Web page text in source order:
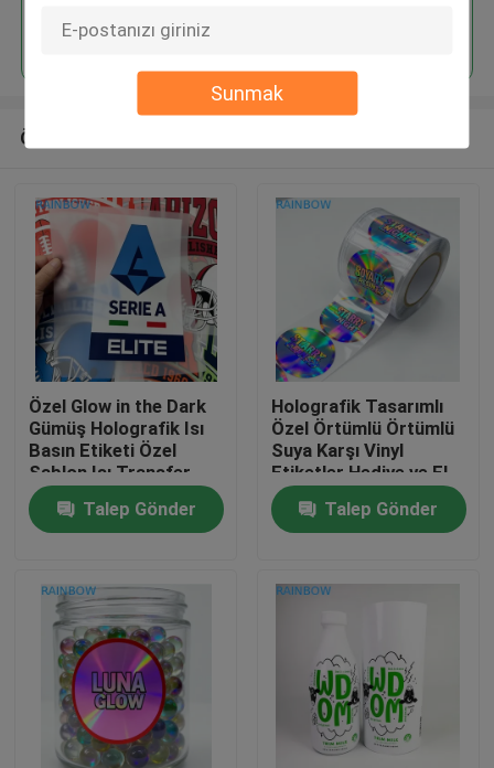
Sunmak
Ürün
Bizim Hakkımızda
Devam et
Önerilen Ürünler
Özel Glow in the Dark
Gümüş Holografik Isı
Basın Etiketi Özel
Şablon Isı Transfer
Giysi Dikkate Alıcı
Talep Gönder
Holografik Tasarımlı
Özel Örtümlü Örtümlü
Suya Karşı Vinyl
Etiketler Hediye ve El
Sanatı için OEM Marka
Yapıştırıcı Etiketler
Talep Gönder